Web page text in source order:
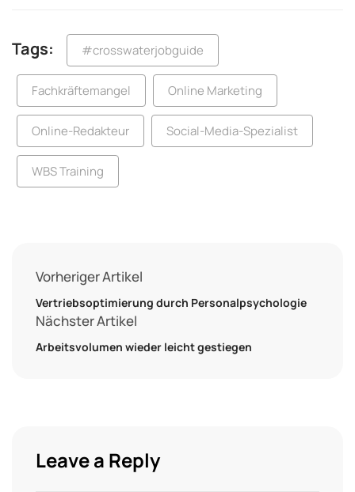
Tags: #crosswaterjobguide
Fachkräftemangel Online Marketing
Online-Redakteur Social-Media-Spezialist
WBS Training
Vorheriger Artikel
Vertriebsoptimierung durch Personalpsychologie
Nächster Artikel
Arbeitsvolumen wieder leicht gestiegen
Leave a Reply